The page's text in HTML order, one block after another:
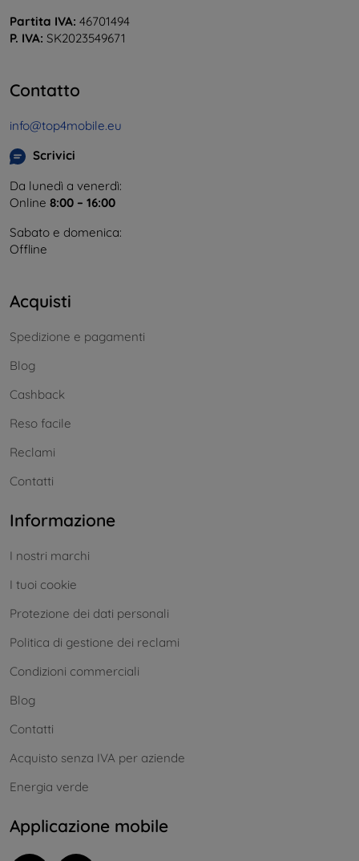
Partita IVA: 46701494
P. IVA: SK2023549671
Contatto
info@top4mobile.eu
Scrivici
Da lunedì a venerdì:
Online 8:00 – 16:00
Sabato e domenica:
Offline
Acquisti
Spedizione e pagamenti
Blog
Cashback
Reso facile
Reclami
Contatti
Informazione
I nostri marchi
I tuoi cookie
Protezione dei dati personali
Politica di gestione dei reclami
Condizioni commerciali
Blog
Contatti
Acquisto senza IVA per aziende
Energia verde
Applicazione mobile